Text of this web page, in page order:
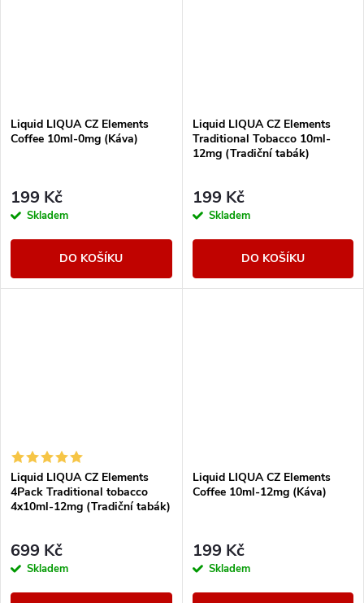
Liquid LIQUA CZ Elements
Coffee 10ml-0mg (Káva)
199 Kč
Skladem
DO KOŠÍKU
Liquid LIQUA CZ Elements
Traditional Tobacco 10ml-
12mg (Tradiční tabák)
199 Kč
Skladem
DO KOŠÍKU
Liquid LIQUA CZ Elements
4Pack Traditional tobacco
4x10ml-12mg (Tradiční tabák)
699 Kč
Skladem
Liquid LIQUA CZ Elements
Coffee 10ml-12mg (Káva)
199 Kč
Skladem